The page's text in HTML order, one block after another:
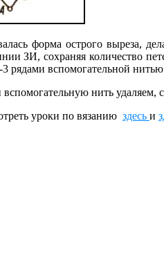
форма острого выреза,
ЗИ, сохраняя количество
3 рядами вспомогательной
нить
уроки по вязанию здесь и